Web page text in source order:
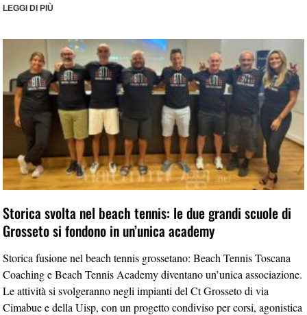
LEGGI DI PIÙ
Storica svolta nel beach tennis: le due grandi scuole di
Grosseto si fondono in un’unica academy
Storica fusione nel beach tennis grossetano: Beach Tennis Toscana
Coaching e Beach Tennis Academy diventano un’unica associazione.
Le attività si svolgeranno negli impianti del Ct Grosseto di via
Cimabue e della Uisp, con un progetto condiviso per corsi, agonistica